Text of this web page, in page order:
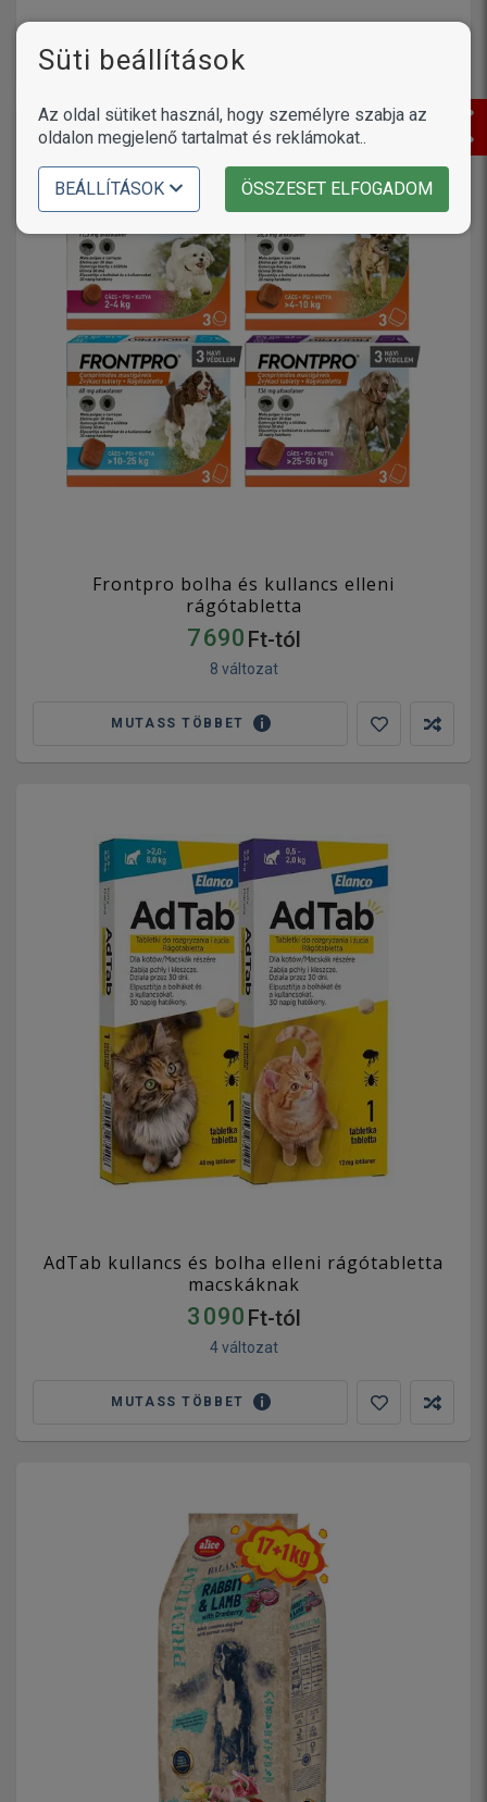
Frontpro bolha és kullancs elleni
rágótabletta
7 690 Ft-tól
8 változat
MUTASS TÖBBET
AdTab kullancs és bolha elleni rágótabletta
macskáknak
3 090 Ft-tól
4 változat
MUTASS TÖBBET
Süti beállítások
Az oldal sütiket használ, hogy személyre szabja az
oldalon megjelenő tartalmat és reklámokat..
BEÁLLÍTÁSOK ÖSSZESET ELFOGADOM